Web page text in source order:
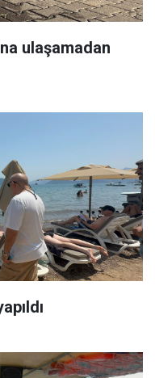
ulaşamadan